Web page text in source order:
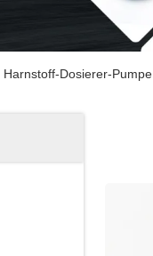
Harnstoff-Dosierer-Pumpe